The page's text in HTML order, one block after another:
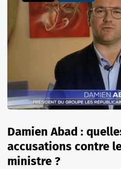
Damien Abad :
accusations contre
ministre ?